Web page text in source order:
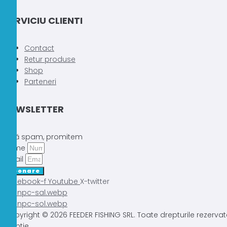
SERVICIU CLIENTI
Contact
Retur produse
Shop
Parteneri
NEWSLETTER
Fără spam, promitem
Nume
Email
Abonare
Facebook-f Youtube X-twitter
Copyright © 2026 FEEDER FISHING SRL. Toate drepturile